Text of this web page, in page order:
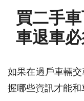
買二手
車退車
如果在過戶車輛
握哪些資訊才能和